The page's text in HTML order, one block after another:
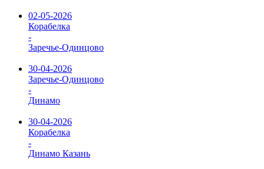
02-05-2026
Корабелка
-
Заречье-Одинцово
30-04-2026
Заречье-Одинцово
-
Динамо
30-04-2026
Корабелка
-
Динамо Казань